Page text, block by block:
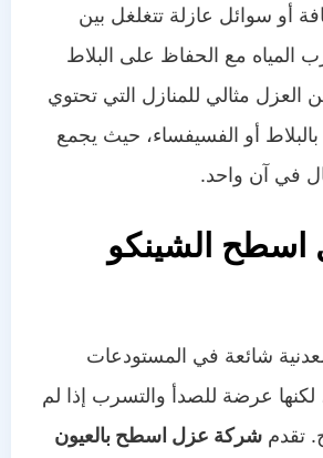
أو سوائل عازلة تتغلغل بين
المياه مع الحفاظ على البلاط
العزل مثالي للمنازل التي تحتوي
أو الفسيفساء، حيث يجمع
في آن واحد.
الشينكو
شائعة في المستودعات
لكنها عرضة للصدأ والتسرب إذا لم
تقدم شركة عزل اسطح بالعيون